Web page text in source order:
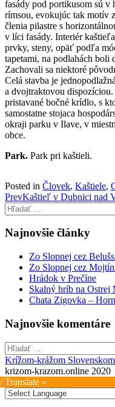
fasády pod portikusom sú v
rímsou, evokujúc tak motív
členia pilastre s
v líci fasády. Interiér
prvky, steny, opäť podľa
tapetami, na podlahách boli
Zachovali sa niektoré
Celá stavba je
a dvojtraktovou
pristavané bočné krídlo, s
samostatne stojaca
okraji parku v Ilave, v
obce.
Park. Park pri kaštieli.
Posted in Človek, Kaštiele,
Post
navigation
PrevKaštieľ v Dubnici nad
Hľadať:
Najnovšie články
Zo Slopnej cez
Zo Slopnej cez
Hrádok v Prečíne
Skalný hríb na
Chata Zigovka –
Najnovšie komentáre
Hľadať:
Krížom-krážom Slovenskom
krizom-krazom.online 2020
Translate »